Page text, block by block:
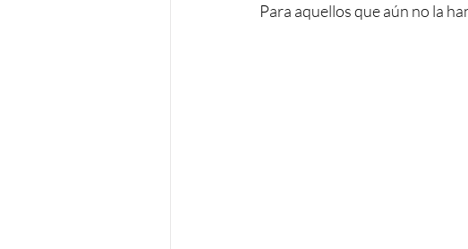
Para aquellos que aún no la